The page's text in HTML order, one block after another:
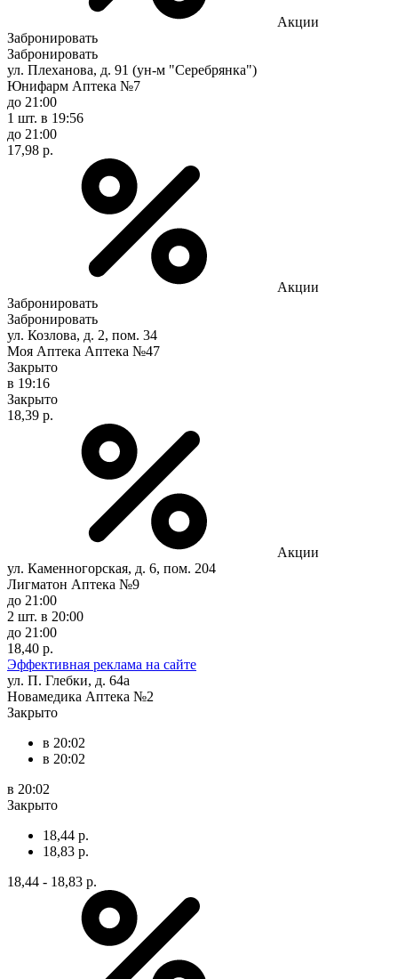
Акции
Забронировать
Забронировать
ул. Плеханова, д. 91 (ун-м "Серебрянка")
Юнифарм Аптека №7
до 21:00
1 шт. в 19:56
до 21:00
17,98 р.
Акции
Забронировать
Забронировать
ул. Козлова, д. 2, пом. 34
Моя Аптека Аптека №47
Закрыто
в 19:16
Закрыто
18,39 р.
Акции
ул. Каменногорская, д. 6, пом. 204
Лигматон Аптека №9
до 21:00
2 шт. в 20:00
до 21:00
18,40 р.
Эффективная реклама на сайте
ул. П. Глебки, д. 64а
Новамедика Аптека №2
Закрыто
в 20:02
в 20:02
в 20:02
Закрыто
18,44 р.
18,83 р.
18,44 - 18,83 р.